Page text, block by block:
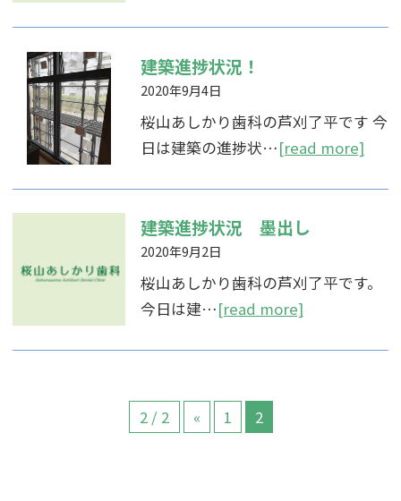
建築進捗状況！
2020年9月4日
桜山あしかり歯科の芦刈了平です 今
日は建築の進捗状…[read more]
建築進捗状況 墨出し
2020年9月2日
桜山あしかり歯科の芦刈了平です。
今日は建…[read more]
2 / 2 « 1 2